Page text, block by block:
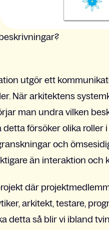
utgör ett
När arkitektens
man undra vilken
detta försöker olika
och
än interaktion och
där
arkitekt, testare,
detta så blir vi ibland